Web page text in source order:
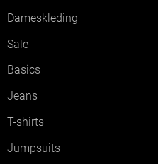
Dameskleding
Sale
Basics
Jeans
T-shirts
Jumpsuits